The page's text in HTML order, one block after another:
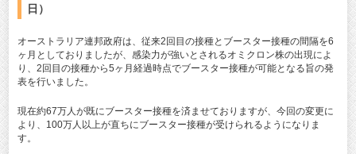
日）
オーストラリア連邦政府は、従来2回目の接種とブースター接種の間隔を6
ヶ月としておりましたが、感染力が強いとされるオミクロン株の出現によ
り、2回目の接種から5ヶ月経過時点でブースター接種が可能となる旨の発
表を行いました。
現在約67万人が既にブースター接種を済ませておりますが、今回の変更に
より、100万人以上が直ちにブースター接種が受けられるようになりま
す。